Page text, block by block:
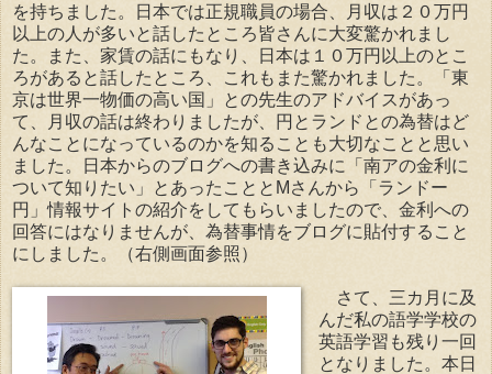
を持ちました。日本では正規職員の場合、月収は２０万円
以上の人が多いと話したところ皆さんに大変驚かれまし
た。また、家賃の話にもなり、日本は１０万円以上のとこ
ろがあると話したところ、これもまた驚かれました。「東
京は世界一物価の高い国」との先生のアドバイスがあっ
て、月収の話は終わりましたが、円とランドとの為替はど
んなことになっているのかを知ることも大切なことと思い
ました。日本からのブログへの書き込みに「南アの金利に
ついて知りたい」とあったこととMさんから「ランドー
円」情報サイトの紹介をしてもらいましたので、金利への
回答にはなりませんが、為替事情をブログに貼付すること
にしました。（右側画面参照）
さて、三カ月に及
んだ私の語学学校の
英語学習も残り一回
となりました。本日